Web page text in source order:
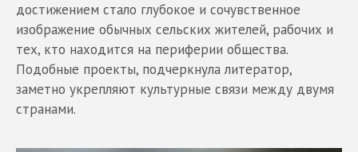
достижением стало глубокое и сочувственное
изображение обычных сельских жителей, рабочих и
тех, кто находится на периферии общества.
Подобные проекты, подчеркнула литератор,
заметно укрепляют культурные связи между двумя
странами.